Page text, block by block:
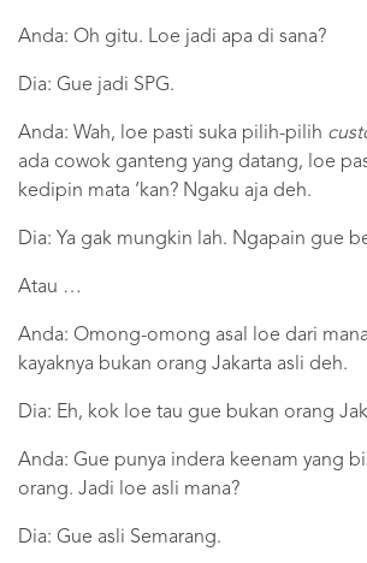
Anda: Oh gitu. Loe jadi apa di sana?
Dia: Gue jadi SPG.
Anda: Wah, loe pasti suka pilih-pilih
ada cowok ganteng yang datang, loe
kedipin mata ‘kan? Ngaku aja deh.
Dia: Ya gak mungkin lah. Ngapain gue
Atau …
Anda: Omong-omong asal loe dari
kayaknya bukan orang Jakarta asli deh.
Dia: Eh, kok loe tau gue bukan orang
Anda: Gue punya indera keenam yang
orang. Jadi loe asli mana?
Dia: Gue asli Semarang.